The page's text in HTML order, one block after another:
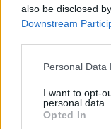
also be disclosed
Downstream
Please note that
not limited to your
grant or deny
use your data for
Personal Data
I want to opt-
personal data.
Opted In